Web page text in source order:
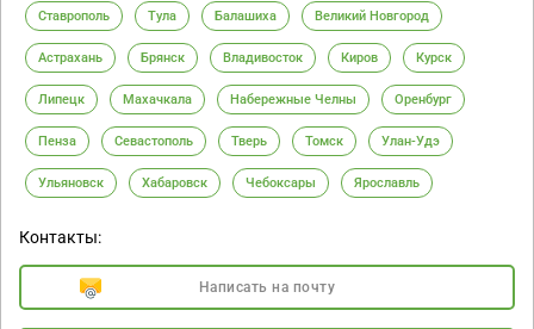
Ставрополь Тула Балашиха Великий Новгород
Астрахань Брянск Владивосток Киров Курск
Липецк Махачкала Набережные Челны Оренбург
Пенза Севастополь Тверь Томск Улан-Удэ
Ульяновск Хабаровск Чебоксары Ярославль
Контакты:
Написать на почту